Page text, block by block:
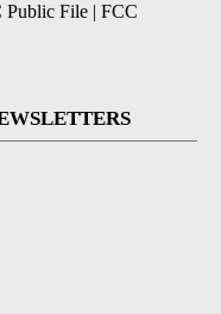
File | FCC